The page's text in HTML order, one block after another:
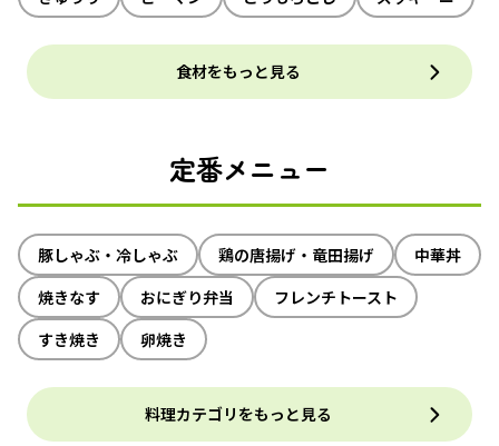
食材をもっと見る
定番メニュー
豚しゃぶ・冷しゃぶ 鶏の唐揚げ・竜田揚げ
中華丼
焼きなす
おにぎり弁当
フレンチトースト
すき焼き
卵焼き
料理カテゴリをもっと見る